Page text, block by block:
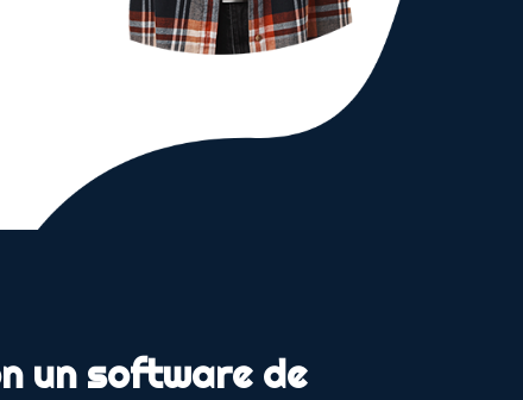
un software de